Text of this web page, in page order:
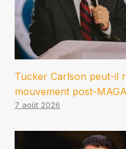
Tucker Carlson peut-il
mouvement post-
7 août 2026